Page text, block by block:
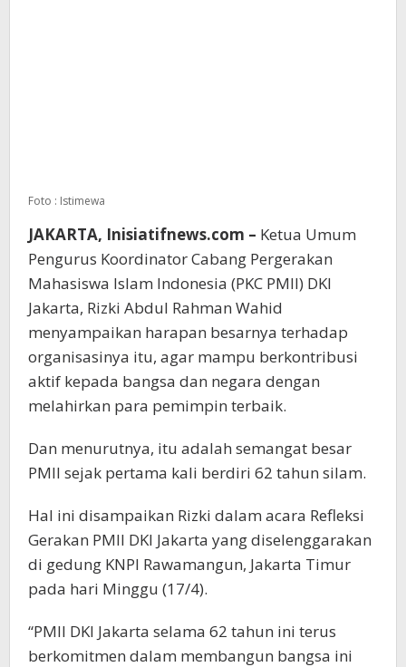
Foto : Istimewa
JAKARTA, Inisiatifnews.com – Ketua Umum
Pengurus Koordinator Cabang Pergerakan
Mahasiswa Islam Indonesia (PKC PMII) DKI
Jakarta, Rizki Abdul Rahman Wahid
menyampaikan harapan besarnya terhadap
organisasinya itu, agar mampu berkontribusi
aktif kepada bangsa dan negara dengan
melahirkan para pemimpin terbaik.
Dan menurutnya, itu adalah semangat besar
PMII sejak pertama kali berdiri 62 tahun silam.
Hal ini disampaikan Rizki dalam acara Refleksi
Gerakan PMII DKI Jakarta yang diselenggarakan
di gedung KNPI Rawamangun, Jakarta Timur
pada hari Minggu (17/4).
“PMII DKI Jakarta selama 62 tahun ini terus
berkomitmen dalam membangun bangsa ini